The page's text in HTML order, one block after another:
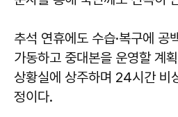
추석 연휴에도 수습·복구에 공
가동하고 중대본을 운영할 계
상황실에 상주하며 24시간 비
정이다.